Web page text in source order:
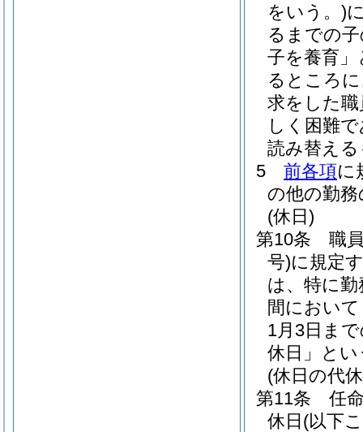
をいう。)
るまでの
子を養育
るところ
求をした
しく困難
読み替え
5
前各項に
の他の勤
(休日)
第10条
職
号)に規定
は、特に
間におい
1月3日ま
休日」とい
(休日の代
第11条
任
休日 (以下